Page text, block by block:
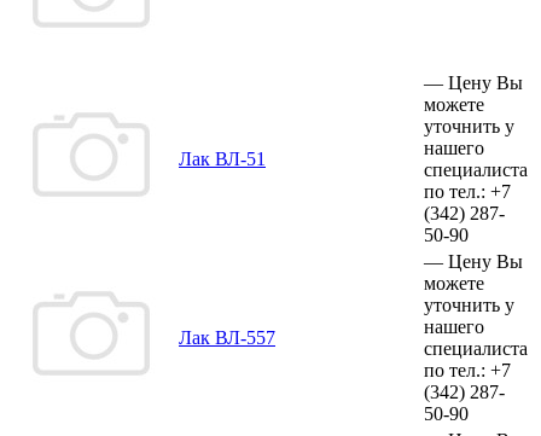
Лак ВЛ-51
— Цену Вы
можете
уточнить у
нашего
специалиста
по тел.: +7
(342) 287-
50-90
Лак ВЛ-557
— Цену Вы
можете
уточнить у
нашего
специалиста
по тел.: +7
(342) 287-
50-90